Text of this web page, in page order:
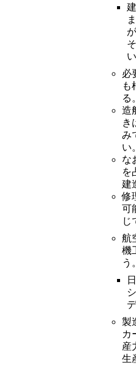
い
必
も
る。
造
き
み
い。
な
を
建
修
可
じ
航
機
う。
製
カ
産
生